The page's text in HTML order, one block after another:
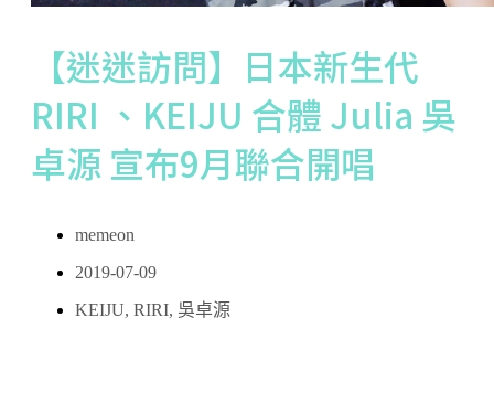
【迷迷訪問】日本新生代
RIRI 、KEIJU 合體 Julia 吳
卓源 宣布9月聯合開唱
memeon
2019-07-09
KEIJU, RIRI, 吳卓源